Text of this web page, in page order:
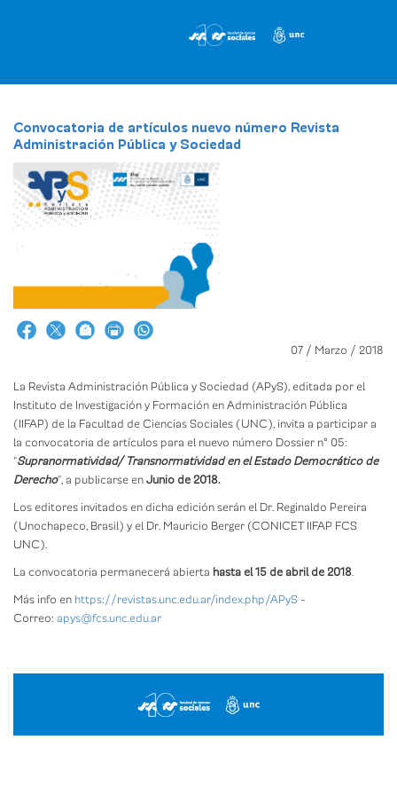
Convocatoria de artículos nuevo número Revista
Administración Pública y Sociedad
07 / Marzo / 2018
La Revista Administración Pública y Sociedad (APyS), editada por el
Instituto de Investigación y Formación en Administración Pública
(IIFAP) de la Facultad de Ciencias Sociales (UNC), invita a participar a
la convocatoria de artículos para el nuevo número Dossier n° 05:
"Supranormatividad/ Transnormatividad en el Estado Democrático de
Derecho", a publicarse en Junio de 2018.
Los editores invitados en dicha edición serán el Dr. Reginaldo Pereira
(Unochapeco, Brasil) y el Dr. Mauricio Berger (CONICET IIFAP FCS
UNC).
La convocatoria permanecerá abierta hasta el 15 de abril de 2018.
Más info en https://revistas.unc.edu.ar/index.php/APyS -
Correo: apys@fcs.unc.edu.ar